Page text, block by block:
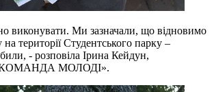
виконувати. Ми зазначали, що відновимо
на території Студентського парку –
- розповіла Ірина Кейдун,
«КОМАНДА МОЛОДІ».